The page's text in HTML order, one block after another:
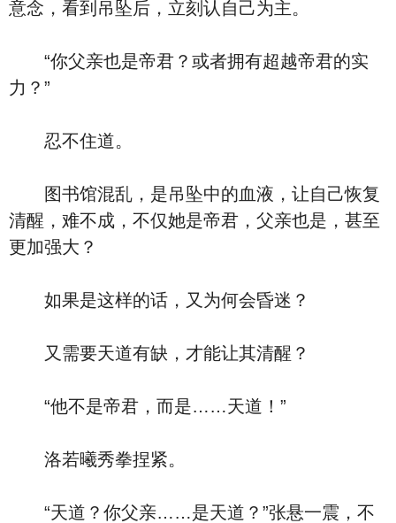
意念，看到吊坠后，立刻认自己为主。
“你父亲也是帝君？或者拥有超越帝君的实
力？”
忍不住道。
图书馆混乱，是吊坠中的血液，让自己恢复
清醒，难不成，不仅她是帝君，父亲也是，甚至
更加强大？
如果是这样的话，又为何会昏迷？
又需要天道有缺，才能让其清醒？
“他不是帝君，而是……天道！”
洛若曦秀拳捏紧。
“天道？你父亲……是天道？”张悬一震，不